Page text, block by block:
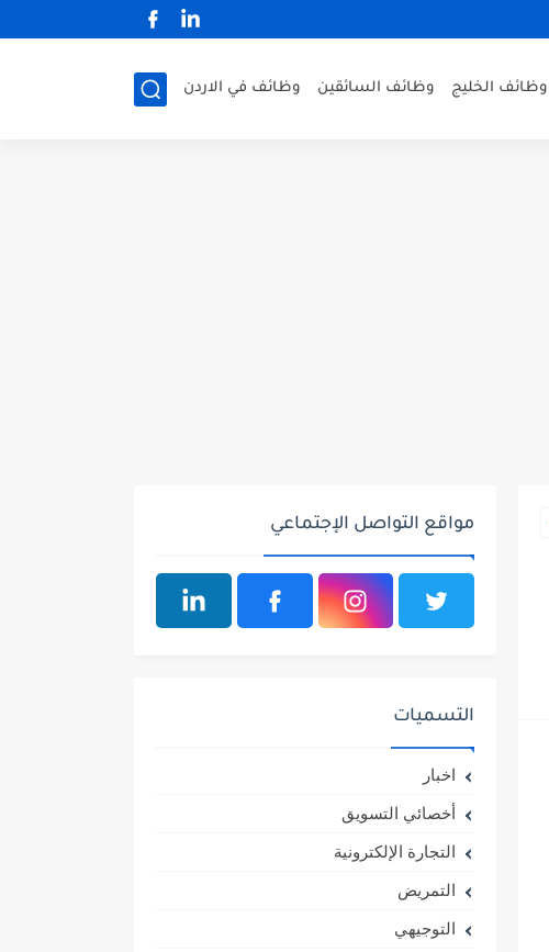
وظائف الخليج وظائف السائقين وظائف في الاردن
مواقع التواصل الإجتماعي
التسميات
اخبار
أخصائي التسويق
التجارة الإلكترونية
التمريض
التوجيهي